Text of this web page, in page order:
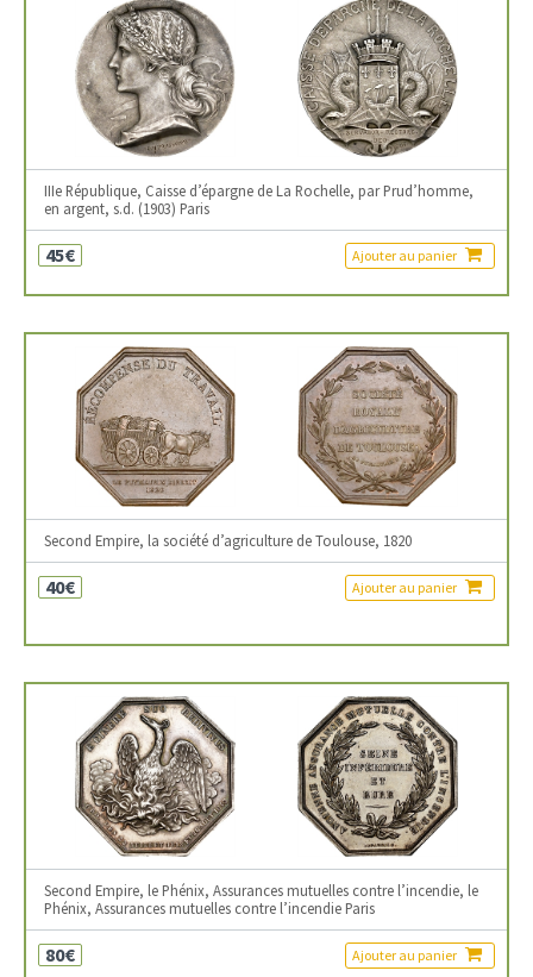
IIIe République, Caisse d’épargne de La Rochelle, par Prud’homme,
en argent, s.d. (1903) Paris
45€ Ajouter au panier
Second Empire, la société d’agriculture de Toulouse, 1820
40€ Ajouter au panier
Second Empire, le Phénix, Assurances mutuelles contre l’incendie, le
Phénix, Assurances mutuelles contre l’incendie Paris
80€ Ajouter au panier